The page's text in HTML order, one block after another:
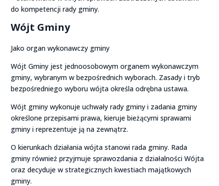
do kompetencji rady gminy.
Wójt Gminy
Jako organ wykonawczy gminy
Wójt Gminy jest jednoosobowym organem wykonawczym
gminy, wybranym w bezpośrednich wyborach. Zasady i tryb
bezpośredniego wyboru wójta określa odrębna ustawa.
Wójt gminy wykonuje uchwały rady gminy i zadania gminy
określone przepisami prawa, kieruje bieżącymi sprawami
gminy i reprezentuje ją na zewnątrz.
O kierunkach działania wójta stanowi rada gminy. Rada
gminy również przyjmuje sprawozdania z działalności Wójta
oraz decyduje w strategicznych kwestiach majątkowych
gminy.